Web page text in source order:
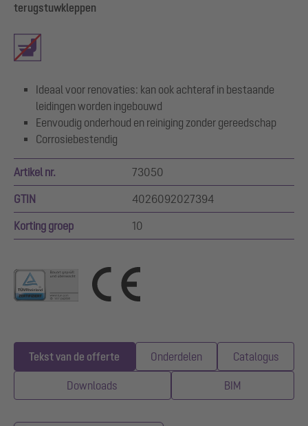
terugstuwkleppen
Ideaal voor renovaties: kan ook achteraf in bestaande
leidingen worden ingebouwd
Eenvoudig onderhoud en reiniging zonder gereedschap
Corrosiebestendig
Artikel nr. 73050
GTIN 4026092027394
Korting groep 10
Tekst van de offerte Onderdelen Catalogus
Downloads BIM